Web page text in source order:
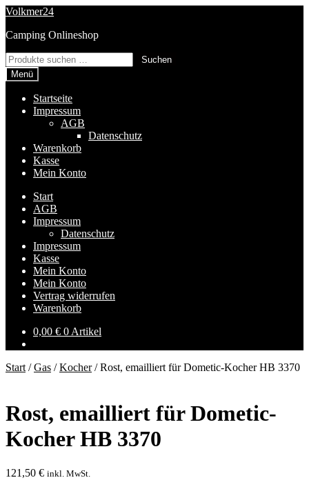
Zur
springen
Zum
springen
Volkmer24
Camping Onlineshop
Suchen
nach:
Suchen
Menü
Startseite
Impressum
AGB
Datenschutz
Warenkorb
Kasse
Mein Konto
Start
AGB
Impressum
Datenschutz
Impressum
Kasse
Mein Konto
Mein Konto
Vertrag widerrufen
Warenkorb
0,00 € 0 Artikel
Start /Gas /Kocher/Rost, emailliert für Dometic-Kocher HB 3370
Rost, emailliert für Dometic-
Kocher HB 3370
121,50 € inkl. MwSt.